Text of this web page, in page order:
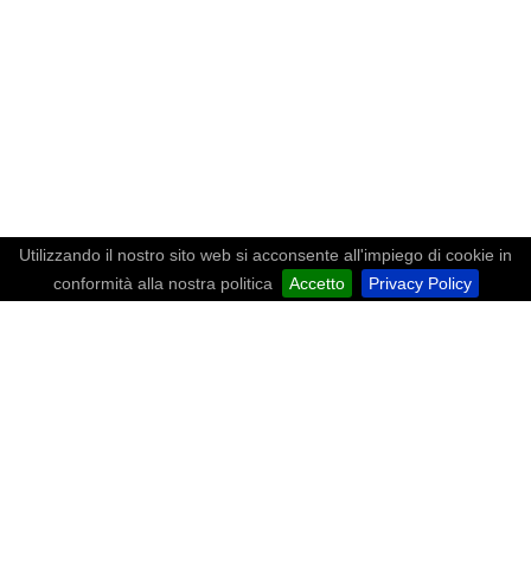
Utilizzando il nostro sito web si acconsente all'impiego di cookie in
conformità alla nostra politica
Accetto Privacy Policy